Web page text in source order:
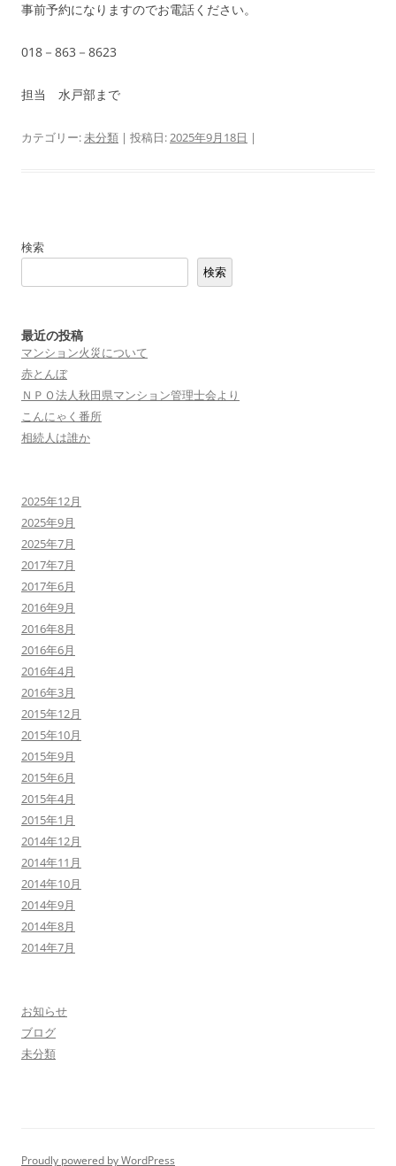
事前予約になりますのでお電話ください。
018－863－8623
担当 水戸部まで
カテゴリー:未分類 | 投稿日:2025年9月18日 |
検索
検索
最近の投稿
マンション火災について
赤とんぼ
ＮＰＯ法人秋田県マンション管理士会より
こんにゃく番所
相続人は誰か
2025年12月
2025年9月
2025年7月
2017年7月
2017年6月
2016年9月
2016年8月
2016年6月
2016年4月
2016年3月
2015年12月
2015年10月
2015年9月
2015年6月
2015年4月
2015年1月
2014年12月
2014年11月
2014年10月
2014年9月
2014年8月
2014年7月
お知らせ
ブログ
未分類
Proudly powered by WordPress